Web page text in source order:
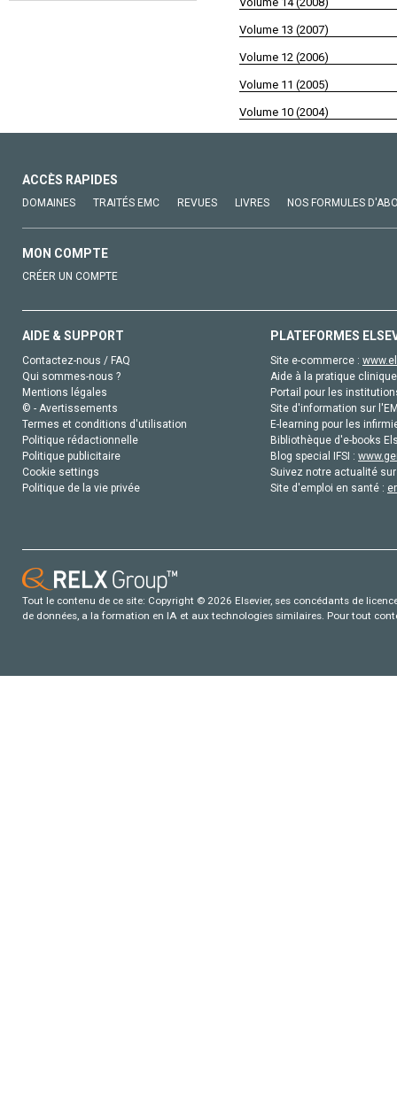
Volume 13 (2007)
Volume 12 (2006)
Volume 11 (2005)
Volume 10 (2004)
ACCÈS RAPIDES
DOMAINES TRAITÉS EMC REVUES LIVRES NOS FORMULES
MON COMPTE
CRÉER UN COMPTE
AIDE & SUPPORT
Contactez-nous / FAQ
Qui sommes-nous ?
Mentions légales
© - Avertissements
Termes et conditions d'utilisation
Politique rédactionnelle
Politique publicitaire
Cookie settings
Politique de la vie privée
PLATEFORMES
Site e-commerce :
Aide à la pratique
Portail pour les
Site d'information sur
E-learning pour les
Bibliothèque d'e-books
Blog special IFSI :
Suivez notre actualité
Site d'emploi en santé :
Tout le contenu de ce site: Copyright © 2026 Elsevier, ses concédants de
de données, a la formation en IA et aux technologies similaires. Pour tout